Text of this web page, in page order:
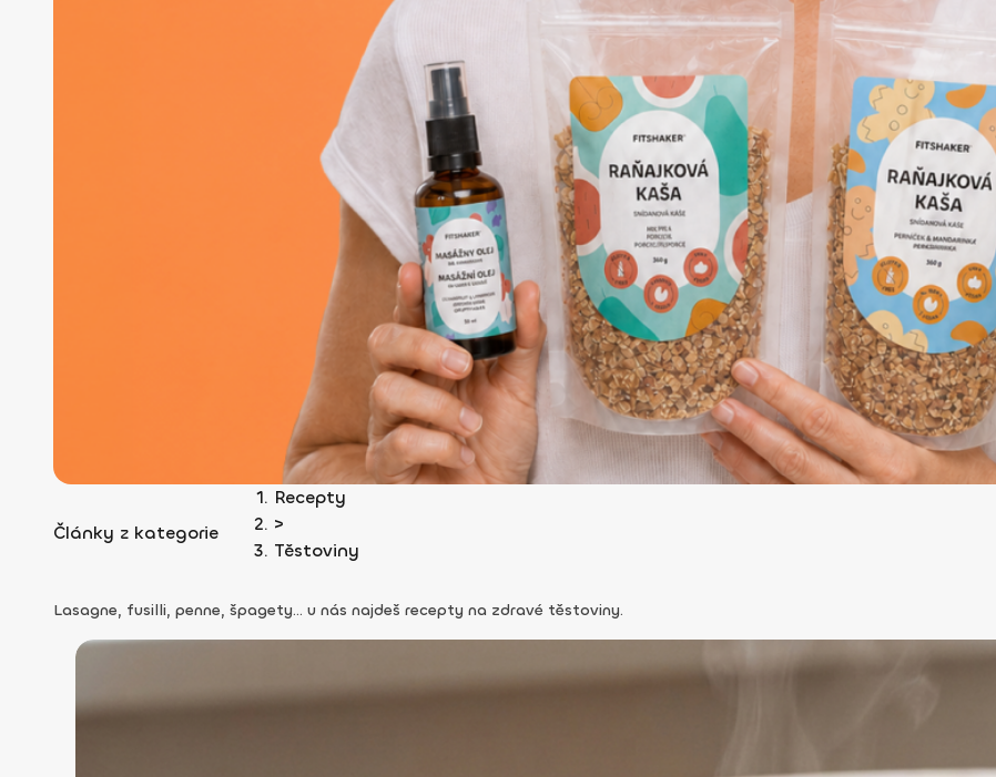
Články z kategorie
Recepty
>
Těstoviny
Lasagne, fusilli, penne, špagety... u nás najdeš recepty na zdravé těstoviny.